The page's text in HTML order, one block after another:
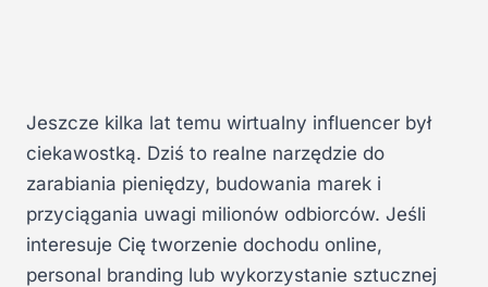
Jeszcze kilka lat temu wirtualny influencer był
ciekawostką. Dziś to realne narzędzie do
zarabiania pieniędzy, budowania marek i
przyciągania uwagi milionów odbiorców. Jeśli
interesuje Cię tworzenie dochodu online,
personal branding lub wykorzystanie sztucznej